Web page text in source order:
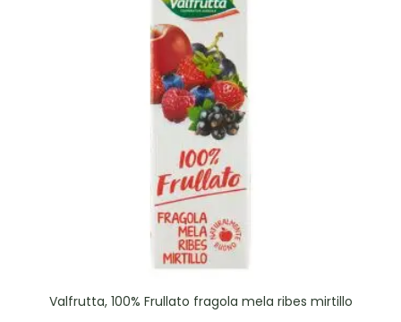
Valfrutta, 100% Frullato fragola mela ribes mirtillo